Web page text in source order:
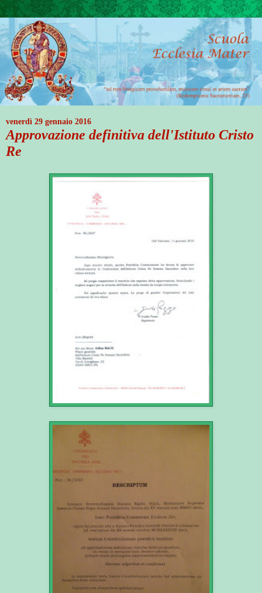
venerdì 29 gennaio 2016
Approvazione definitiva dell'Istituto Cristo
Re